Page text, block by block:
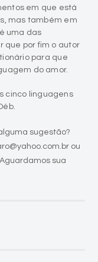
em que está
mas também em
uma das
que por fim o autor
para que
do amor.
cinco linguagens
sugestão?
ou
sua